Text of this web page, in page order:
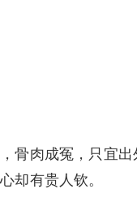
骨肉成冤，只宜
却有贵人钦。